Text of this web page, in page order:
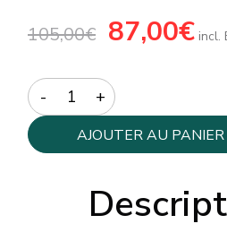
105,00€
Le
prix
105,00€.
87,00€Le
prix
incl.
Quantity
AJOUTER AU PANIER